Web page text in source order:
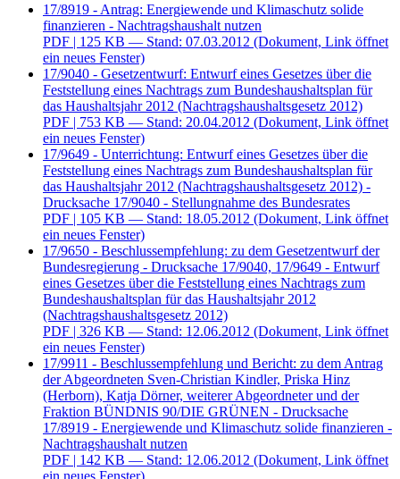
17/8919 - Antrag: Energiewende und Klimaschutz solide
finanzieren - Nachtragshaushalt nutzen
PDF | 125 KB — Stand: 07.03.2012 (Dokument, Link öffnet
ein neues Fenster)
17/9040 - Gesetzentwurf: Entwurf eines Gesetzes über die
Feststellung eines Nachtrags zum Bundeshaushaltsplan für
das Haushaltsjahr 2012 (Nachtragshaushaltsgesetz 2012)
PDF | 753 KB — Stand: 20.04.2012 (Dokument, Link öffnet
ein neues Fenster)
17/9649 - Unterrichtung: Entwurf eines Gesetzes über die
Feststellung eines Nachtrags zum Bundeshaushaltsplan für
das Haushaltsjahr 2012 (Nachtragshaushaltsgesetz 2012) -
Drucksache 17/9040 - Stellungnahme des Bundesrates
PDF | 105 KB — Stand: 18.05.2012 (Dokument, Link öffnet
ein neues Fenster)
17/9650 - Beschlussempfehlung: zu dem Gesetzentwurf der
Bundesregierung - Drucksache 17/9040, 17/9649 - Entwurf
eines Gesetzes über die Feststellung eines Nachtrags zum
Bundeshaushaltsplan für das Haushaltsjahr 2012
(Nachtragshaushaltsgesetz 2012)
PDF | 326 KB — Stand: 12.06.2012 (Dokument, Link öffnet
ein neues Fenster)
17/9911 - Beschlussempfehlung und Bericht: zu dem Antrag
der Abgeordneten Sven-Christian Kindler, Priska Hinz
(Herborn), Katja Dörner, weiterer Abgeordneter und der
Fraktion BÜNDNIS 90/DIE GRÜNEN - Drucksache
17/8919 - Energiewende und Klimaschutz solide finanzieren -
Nachtragshaushalt nutzen
PDF | 142 KB — Stand: 12.06.2012 (Dokument, Link öffnet
ein neues Fenster)